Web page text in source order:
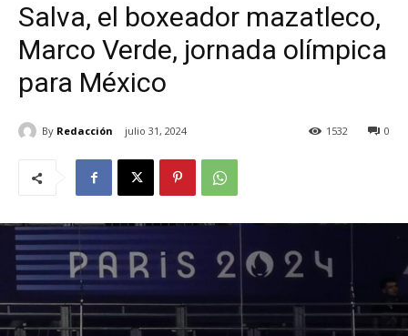
Salva, el boxeador mazatleco,
Marco Verde, jornada olímpica
para México
By Redacción julio 31, 2024 0
1532